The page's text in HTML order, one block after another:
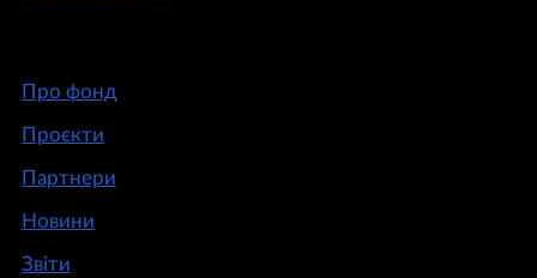
Про фонд
Проєкти
Партнери
Новини
Звіти